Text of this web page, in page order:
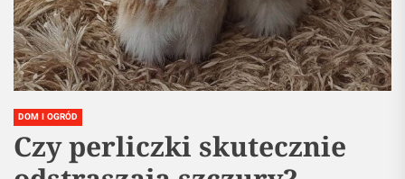
DOM I OGRÓD
Czy perliczki skutecznie